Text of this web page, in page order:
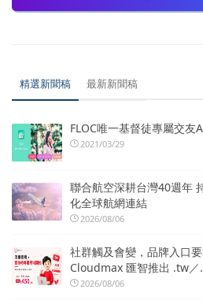
精選新聞稿 最新新聞稿
FLOC唯一基督徒專屬交友
2021/03/29
聯合航空深耕台灣40週年
化全球航網連結
2026/08/06
社群觸及會變，品牌入口
Cloudmax 匯智推出 .tw／
2026/08/06